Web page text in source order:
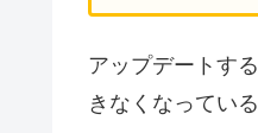
アップデートす
きなくなってい